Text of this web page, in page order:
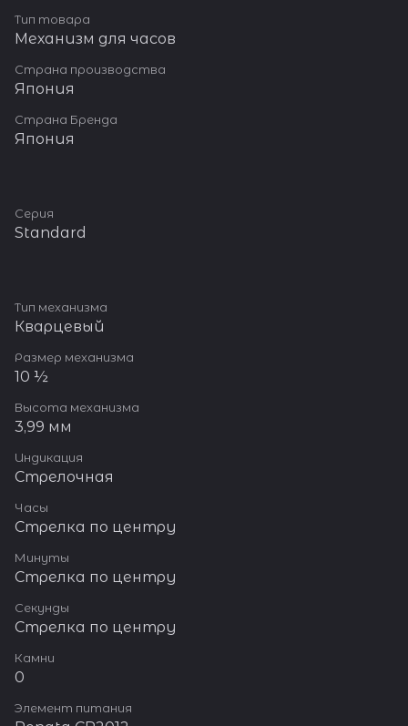
Тип товара
Механизм для часов
Страна производства
Япония
Страна Бренда
Япония
Серия
Standard
Тип механизма
Кварцевый
Размер механизма
10 ½
Высота механизма
3,99 мм
Индикация
Стрелочная
Часы
Стрелка по центру
Минуты
Стрелка по центру
Секунды
Стрелка по центру
Камни
0
Элемент питания